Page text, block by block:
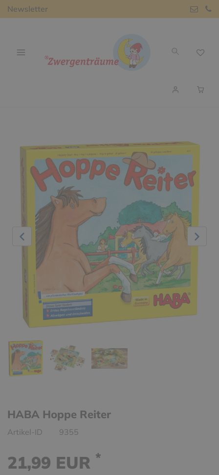
Newsletter
HABA Hoppe Reiter
Artikel-ID 9355
21,99 EUR *